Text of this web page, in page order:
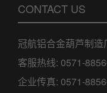
CONTACT US
冠航铝合金葫芦制造
客服热线: 0571-
企业传真: 0571-